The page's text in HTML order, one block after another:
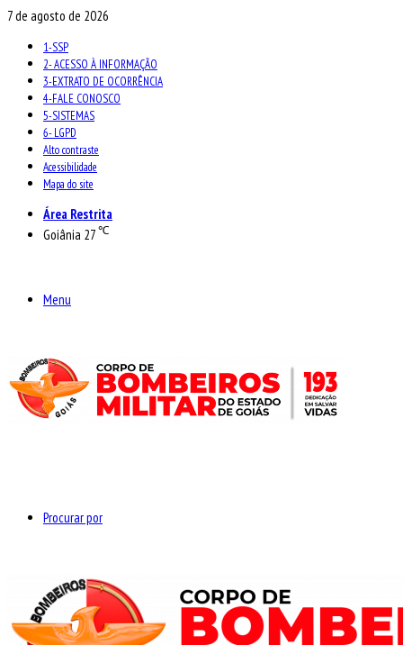
7 de agosto de 2026
1-SSP
2- ACESSO À INFORMAÇÃO
3-EXTRATO DE OCORRÊNCIA
4-FALE CONOSCO
5-SISTEMAS
6- LGPD
Alto contraste
Acessibilidade
Mapa do site
Área Restrita
Goiânia 27℃
Menu
Procurar por